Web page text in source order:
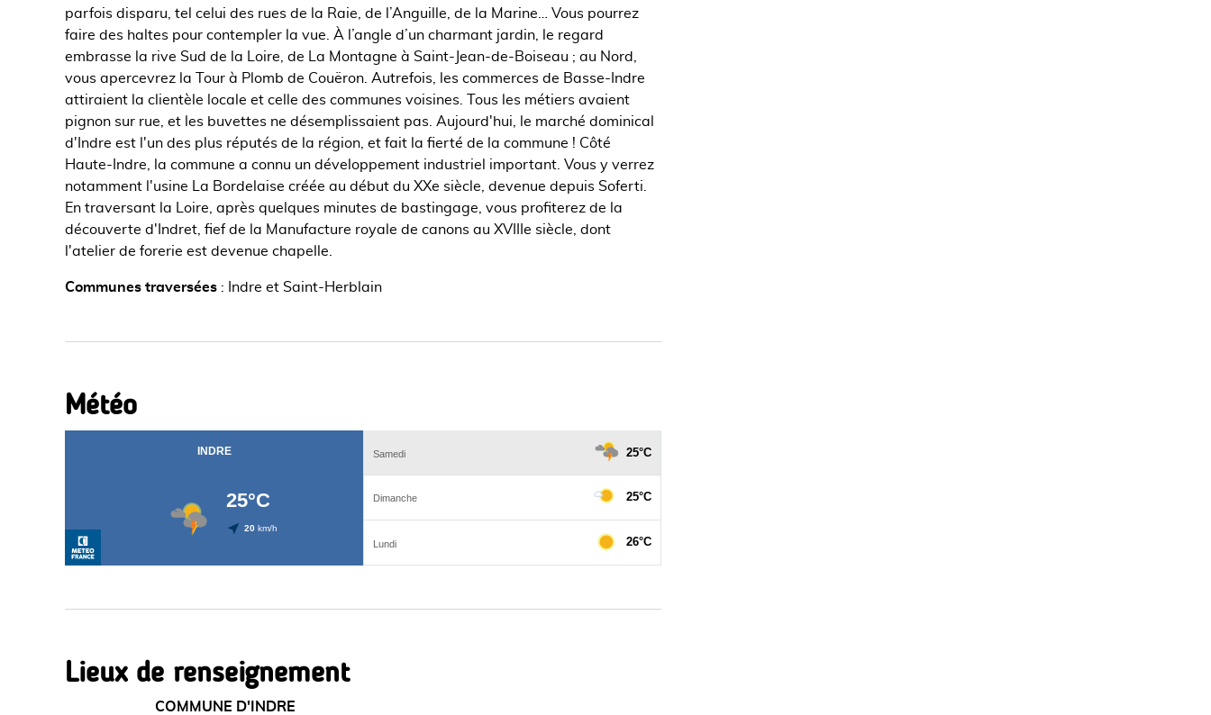
parfois disparu, tel celui des rues de la Raie, de l’Anguille, de la Marine… Vous pourrez
faire des haltes pour contempler la vue. À l’angle d’un charmant jardin, le regard
embrasse la rive Sud de la Loire, de La Montagne à Saint-Jean-de-Boiseau ; au Nord,
vous apercevrez la Tour à Plomb de Couëron. Autrefois, les commerces de Basse-Indre
attiraient la clientèle locale et celle des communes voisines. Tous les métiers avaient
pignon sur rue, et les buvettes ne désemplissaient pas. Aujourd'hui, le marché dominical
d'Indre est l'un des plus réputés de la région, et fait la fierté de la commune ! Côté
Haute-Indre, la commune a connu un développement industriel important. Vous y verrez
notamment l'usine La Bordelaise créée au début du XXe siècle, devenue depuis Soferti.
En traversant la Loire, après quelques minutes de bastingage, vous profiterez de la
découverte d'Indret, fief de la Manufacture royale de canons au XVIIIe siècle, dont
l'atelier de forerie est devenue chapelle.
Communes traversées : Indre et Saint-Herblain
Météo
Lieux de renseignement
COMMUNE D'INDRE